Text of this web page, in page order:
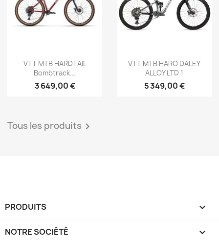
Aperçu rapide
VTT MTB HARDTAIL
Bombtrack...
3 649,00 €
Aperçu rapide
VTT MTB HARO DALEY
ALLOY LTD 1
5 349,00 €
Tous les produits 
PRODUITS 
NOTRE SOCIÉTÉ 